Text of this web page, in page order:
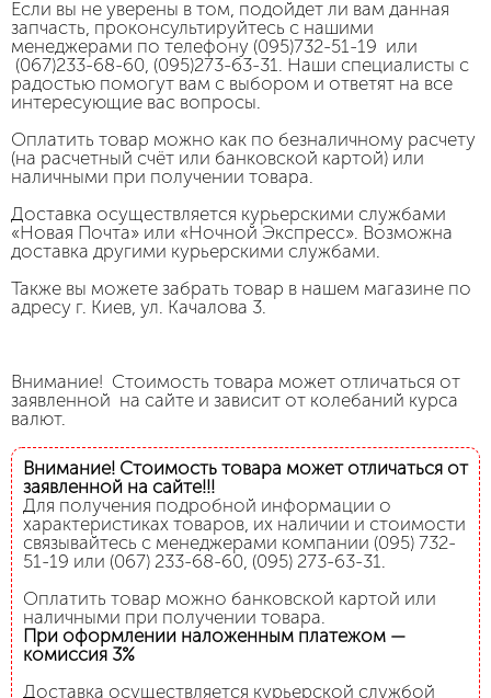
Если вы не уверены в том, подойдет ли вам данная
запчасть, проконсультируйтесь с нашими
менеджерами по телефону (095)732-51-19 или
(067)233-68-60, (095)273-63-31. Наши специалисты с
радостью помогут вам с выбором и ответят на все
интересующие вас вопросы.
Оплатить товар можно как по безналичному расчету
(на расчетный счёт или банковской картой) или
наличными при получении товара.
Доставка осуществляется курьерскими службами
«Новая Почта» или «Ночной Экспресс». Возможна
доставка другими курьерскими службами.
Также вы можете забрать товар в нашем магазине по
адресу г. Киев, ул. Качалова 3.
Внимание! Стоимость товара может отличаться от
заявленной на сайте и зависит от колебаний курса
валют.
Внимание! Стоимость товара может отличаться от
заявленной на сайте!!!
Для получения подробной информации о
характеристиках товаров, их наличии и стоимости
связывайтесь с менеджерами компании (095) 732-
51-19 или (067) 233-68-60, (095) 273-63-31.
Оплатить товар можно банковской картой или
наличными при получении товара.
При оформлении наложенным платежом —
комиссия 3%
Доставка осуществляется курьерской службой